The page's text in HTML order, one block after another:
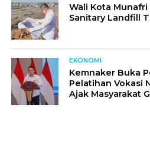
Wali Kota
Sanitary Landfill
EKONOMI
Kemnaker Buka
Pelatihan Vokasi
Ajak Masyarakat